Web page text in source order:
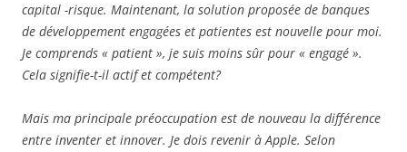
capital -risque. Maintenant, la solution proposée de banques
de développement engagées et patientes est nouvelle pour moi.
Je comprends « patient », je suis moins sûr pour « engagé ».
Cela signifie-t-il actif et compétent?
Mais ma principale préoccupation est de nouveau la différence
entre inventer et innover. Je dois revenir à Apple. Selon